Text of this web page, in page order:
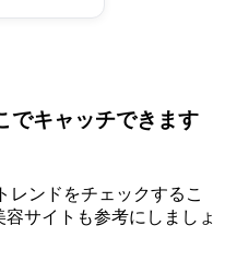
でキャッチできます
レンドをチェックするこ
サイトも参考にしましょ